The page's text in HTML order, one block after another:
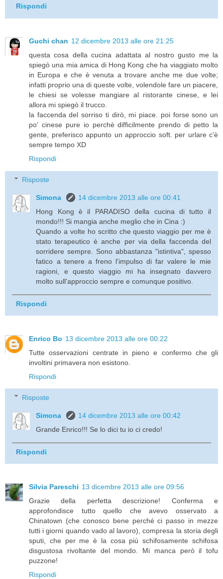
Rispondi
Guchi chan 12 dicembre 2013 alle ore 21:25
questa cosa della cucina adattata al nostro gusto me la
spiegò una mia amica di Hong Kong che ha viaggiato molto
in Europa e che è venuta a trovare anche me due volte;
infatti proprio una di queste volte, volendole fare un piacere,
le chiesi se volesse mangiare al ristorante cinese, e lei
allora mi spiegò il trucco.
la faccenda del sorriso ti dirò, mi piace. poi forse sono un
po' cinese pure io perchè difficilmente prendo di petto la
gente, preferisco appunto un approccio soft. per urlare c'è
sempre tempo XD
Rispondi
Risposte
Simona
14 dicembre 2013 alle ore 00:41
Hong Kong è il PARADISO della cucina di tutto il
mondo!!! Si mangia anche meglio che in Cina :)
Quando a volte ho scritto che questo viaggio per me è
stato terapeutico è anche per via della faccenda del
sorridere sempre. Sono abbastanza "istintiva", spesso
fatico a tenere a freno l'impulso di far valere le mie
ragioni, e questo viaggio mi ha insegnato davvero
molto sull'approccio sempre e comunque positivo.
Rispondi
Enrico Bo 13 dicembre 2013 alle ore 00:22
Tutte osservazioni centrate in pieno e confermo che gli
involtini primavera non esistono.
Rispondi
Risposte
Simona
14 dicembre 2013 alle ore 00:42
Grande Enrico!!! Se lo dici tu io ci credo!
Rispondi
Silvia Pareschi 13 dicembre 2013 alle ore 09:56
Grazie della perfetta descrizione! Conferma e
approfondisce tutto quello che avevo osservato a
Chinatown (che conosco bene perché ci passo in mezze
tutti i giorni quando vado al lavoro), compresa la storia degli
sputi, che per me è la cosa più schifosamente schifosa
disgustosa rivoltante del mondo. Mi manca però il tofu
puzzone!
Rispondi